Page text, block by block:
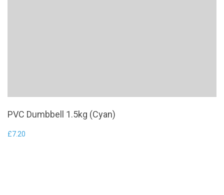
PVC Dumbbell 1.5kg (Cyan)
£7.20